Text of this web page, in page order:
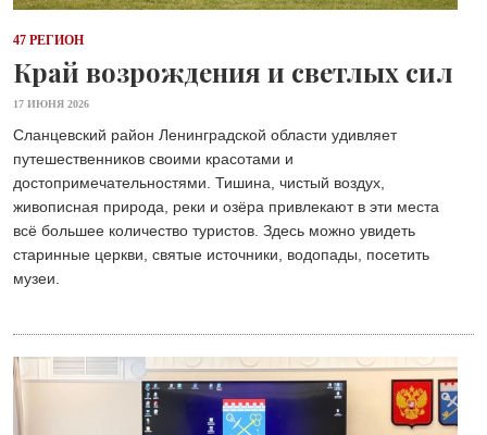
47 РЕГИОН
Край возрождения и светлых сил
17 ИЮНЯ 2026
Сланцевский район Ленинградской области удивляет
путешественников своими красотами и
достопримечательностями. Тишина, чистый воздух,
живописная природа, реки и озёра привлекают в эти места
всё большее количество туристов. Здесь можно увидеть
старинные церкви, святые источники, водопады, посетить
музеи.